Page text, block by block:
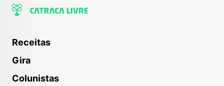
Receitas
Gira
Colunistas